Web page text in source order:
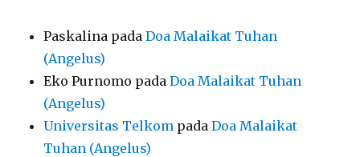
Paskalina padaDoa Malaikat Tuhan
(Angelus)
Eko Purnomo padaDoa Malaikat Tuhan
(Angelus)
Universitas Telkom padaDoa Malaikat
Tuhan (Angelus)